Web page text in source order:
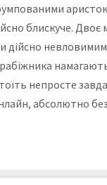
блискуче.
дійсно
непросте
абсолютно